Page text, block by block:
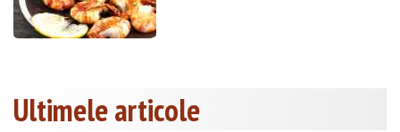
Ultimele articole